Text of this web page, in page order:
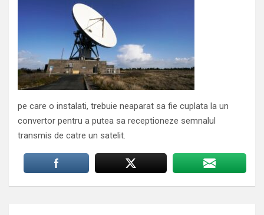
pe care o instalati, trebuie neaparat sa fie cuplata la un
convertor pentru a putea sa receptioneze semnalul
transmis de catre un satelit.